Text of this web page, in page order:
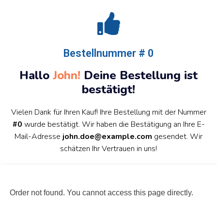
Bestellnummer # 0
Hallo John! Deine Bestellung ist
bestätigt!
Vielen Dank für Ihren Kauf! Ihre Bestellung mit der Nummer
#0 wurde bestätigt. Wir haben die Bestätigung an Ihre E-
Mail-Adresse john.doe@example.com gesendet. Wir
schätzen Ihr Vertrauen in uns!
Order not found. You cannot access this page directly.